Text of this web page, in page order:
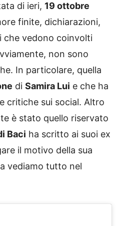
di ieri, 19 ottobre
finite, dichiarazioni,
che vedono coinvolti
non sono
In particolare, quella
di Samira Lui e che ha
critiche sui social. Altro
è stato quello riservato
Baci ha scritto ai suoi ex
il motivo della sua
vediamo tutto nel